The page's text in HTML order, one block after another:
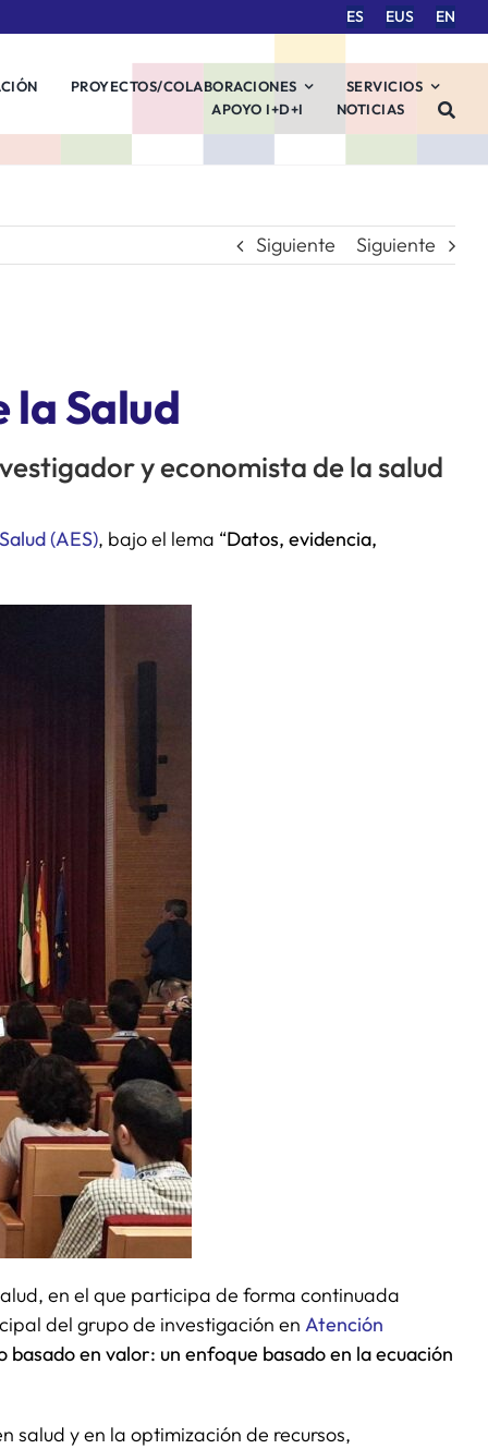
ES EUS EN
PROYECTOS/COLABORACIONES
SERVICIOS
APOYO I+D+I
NOTICIAS
Siguiente Siguiente
la Salud
y economista de la salud
(AES), bajo el lema “Datos, evidencia,
en el que participa de forma continuada
del grupo de investigación en Atención
basado en valor: un enfoque basado en la ecuación
y en la optimización de recursos,